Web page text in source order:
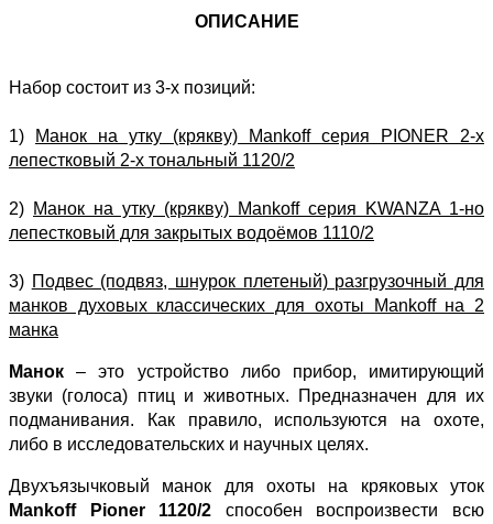
ОПИСАНИЕ
Набор состоит из 3-х позиций:
1)
Манок на утку (крякву) Mankoff серия PIONER 2-х
лепестковый 2-х тональный 1120/2
2) Манок на утку (крякву) Mankoff серия KWANZA 1-но
лепестковый для закрытых водоёмов 1110/2
3) Подвес (подвяз, шнурок плетеный) разгрузочный для
манков духовых классических для охоты Mankoff на 2
манка
Манок – это устройство либо прибор, имитирующий
звуки (голоса) птиц и животных. Предназначен для их
подманивания. Как правило, используются на охоте,
либо в исследовательских и научных целях.
Двухъязычковый манок для охоты на кряковых уток
Mankoff Pioner 1120/2 способен воспроизвести всю